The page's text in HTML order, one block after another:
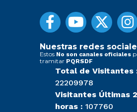
Nuestras redes
Estos No son canales oficiales
tramitar PQRSDF
Total de Visitantes
22209978
Visitantes Últimas
horas : 107760